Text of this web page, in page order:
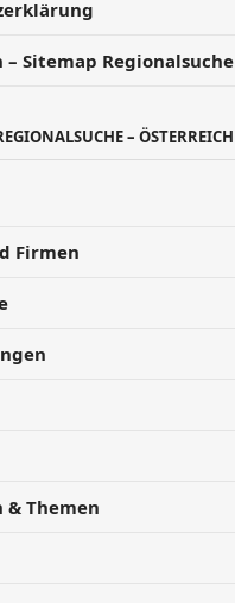
– Sitemap Regionalsuche
– ÖSTERREICH
Firmen
Themen